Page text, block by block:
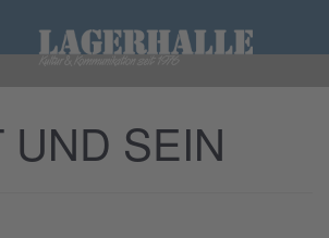
UND SEIN